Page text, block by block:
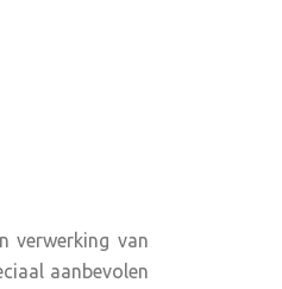
verwerking van
aanbevolen